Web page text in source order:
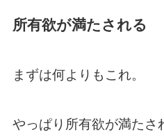
所有欲が満たされる
まずは何よりもこれ。
やっぱり所有欲が満たさ